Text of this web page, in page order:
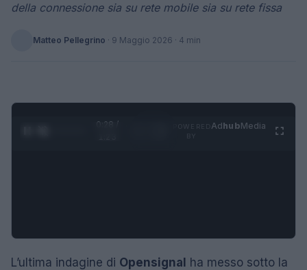
della connessione sia su rete mobile sia su rete fissa
Matteo Pellegrino · 9 Maggio 2026 · 4 min
0:29 /
AdhubMedia
L’ultima indagine di Opensignal
ha messo sotto la